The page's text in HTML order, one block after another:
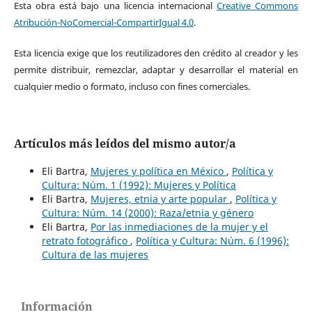
Esta obra está bajo una licencia internacional Creative Commons
Atribución-NoComercial-CompartirIgual 4.0.
Esta licencia exige que los reutilizadores den crédito al creador y les
permite distribuir, remezclar, adaptar y desarrollar el material en
cualquier medio o formato, incluso con fines comerciales.
Artículos más leídos del mismo autor/a
Eli Bartra, Mujeres y política en México , Política y
Cultura: Núm. 1 (1992): Mujeres y Política
Eli Bartra, Mujeres, etnia y arte popular , Política y
Cultura: Núm. 14 (2000): Raza/etnia y género
Eli Bartra, Por las inmediaciones de la mujer y el
retrato fotográfico , Política y Cultura: Núm. 6 (1996):
Cultura de las mujeres
Información